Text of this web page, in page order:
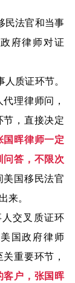
民法官和当事
府律师对证
质证环节。
理律师问，
，直接决定
国晖律师一定
答，不限次
美国移民法官
来。
交叉质证环
国政府律师
重要环节，
客户，张国晖